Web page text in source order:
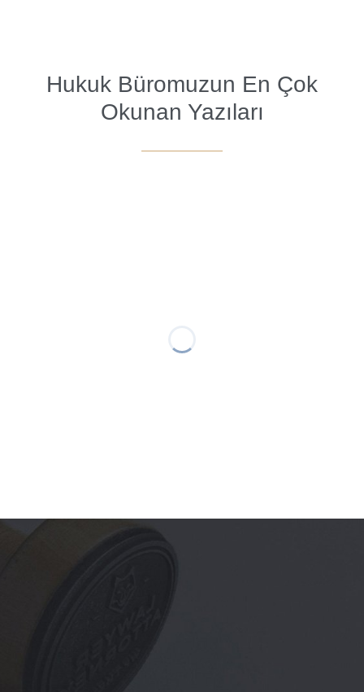
Hukuk Büromuzun En Çok
Okunan Yazıları